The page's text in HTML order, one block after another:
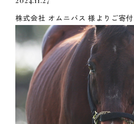
株式会社 オムニバス 様よりご寄